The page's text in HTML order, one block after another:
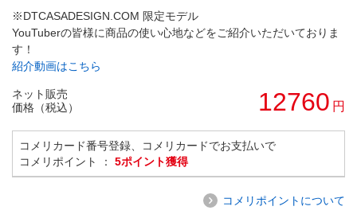
※DTCASADESIGN.COM 限定モデル
YouTuberの皆様に商品の使い心地などをご紹介いただいておりま
す！
紹介動画はこちら
ネット販売
価格（税込）
12760 円
コメリカード番号登録、コメリカードでお支払いで
コメリポイント ： 5ポイント獲得
コメリポイントについて